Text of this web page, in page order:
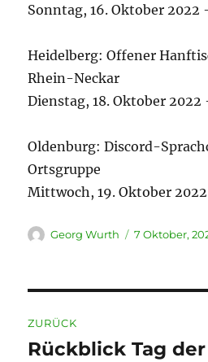
Sonntag, 16. Oktober 2022
Heidelberg: Offener
Rhein-Neckar
Dienstag, 18. Oktober 2022
Oldenburg: Discord-
Ortsgruppe
Mittwoch, 19. Oktober
Autor
Georg Wurth
Veröffentlicht
7 Oktober,
ZURÜCK
Vorheriger
Rückblick Tag